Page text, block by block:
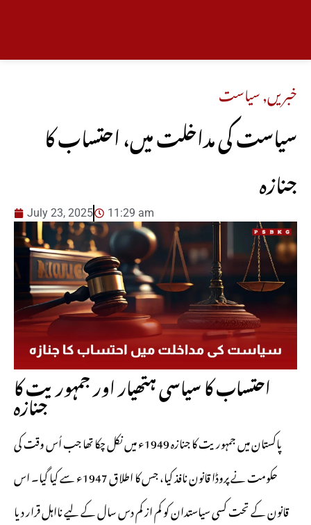
خبریں,سیاست
سیاست کی مداخلت میں، احتساب کا
جنازہ
July 23, 2025 11:29 am
احتساب کا سیاسی ہتھیار اور جمہوریت کا
جنازہ
پاکستان میں جمہوریت کا جنازہ 1949ء میں نکل چکا تھا جب اُس وقت کی
حکومت نے پروڈا قانون نافذ کیا، جس کا اطلاق 1947ء سے کیا گیا۔ اس
قانون کے تحت کسی سیاستدان کو کم از کم دس سال کے لیے نااہل قرار دیا